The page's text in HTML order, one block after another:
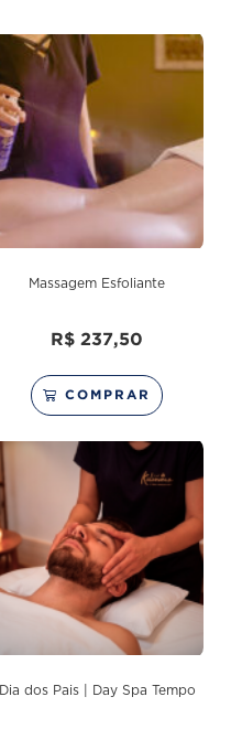
Massagem Esfoliante
R$ 237,50
COMPRAR
Dia dos Pais | Day Spa Tempo